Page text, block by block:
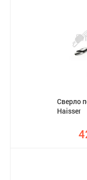
Сверло
Haisser